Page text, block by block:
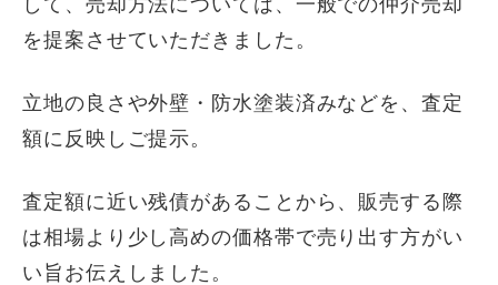
を提案させていただきました。
立地の良さや外壁・防水塗装済みなどを、査定
額に反映しご提示。
査定額に近い残債があることから、販売する際
は相場より少し高めの価格帯で売り出す方がい
い旨お伝えしました。